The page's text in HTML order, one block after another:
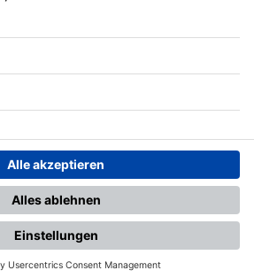
Datenschutz Impressum